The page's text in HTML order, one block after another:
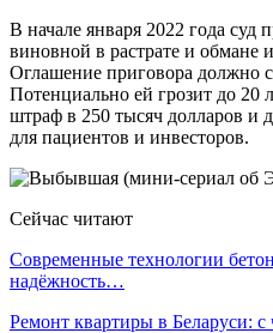
В начале января 2022 года суд
виновной в растрате и обмане
Оглашение приговора должно
Потенциально ей грозит до 20
штраф в 250 тысяч долларов и
для пациентов и инвесторов.
Сейчас читают
Современные технологии
надёжность…
Ремонт квартиры в Беларуси: